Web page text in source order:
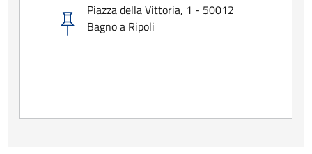
Piazza della Vittoria, 1 - 50012
Bagno a Ripoli